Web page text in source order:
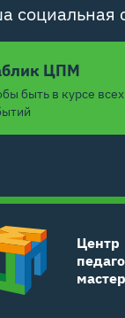
социальная
ЦПМ
быть в курсе
Центр